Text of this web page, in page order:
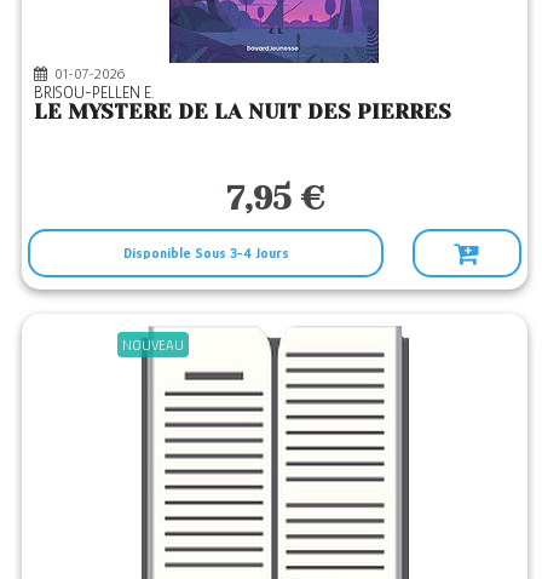
01-07-2026
BRISOU-PELLEN E.
LE MYSTERE DE LA NUIT DES PIERRES
7,95 €
Disponible Sous 3-4 Jours
NOUVEAU